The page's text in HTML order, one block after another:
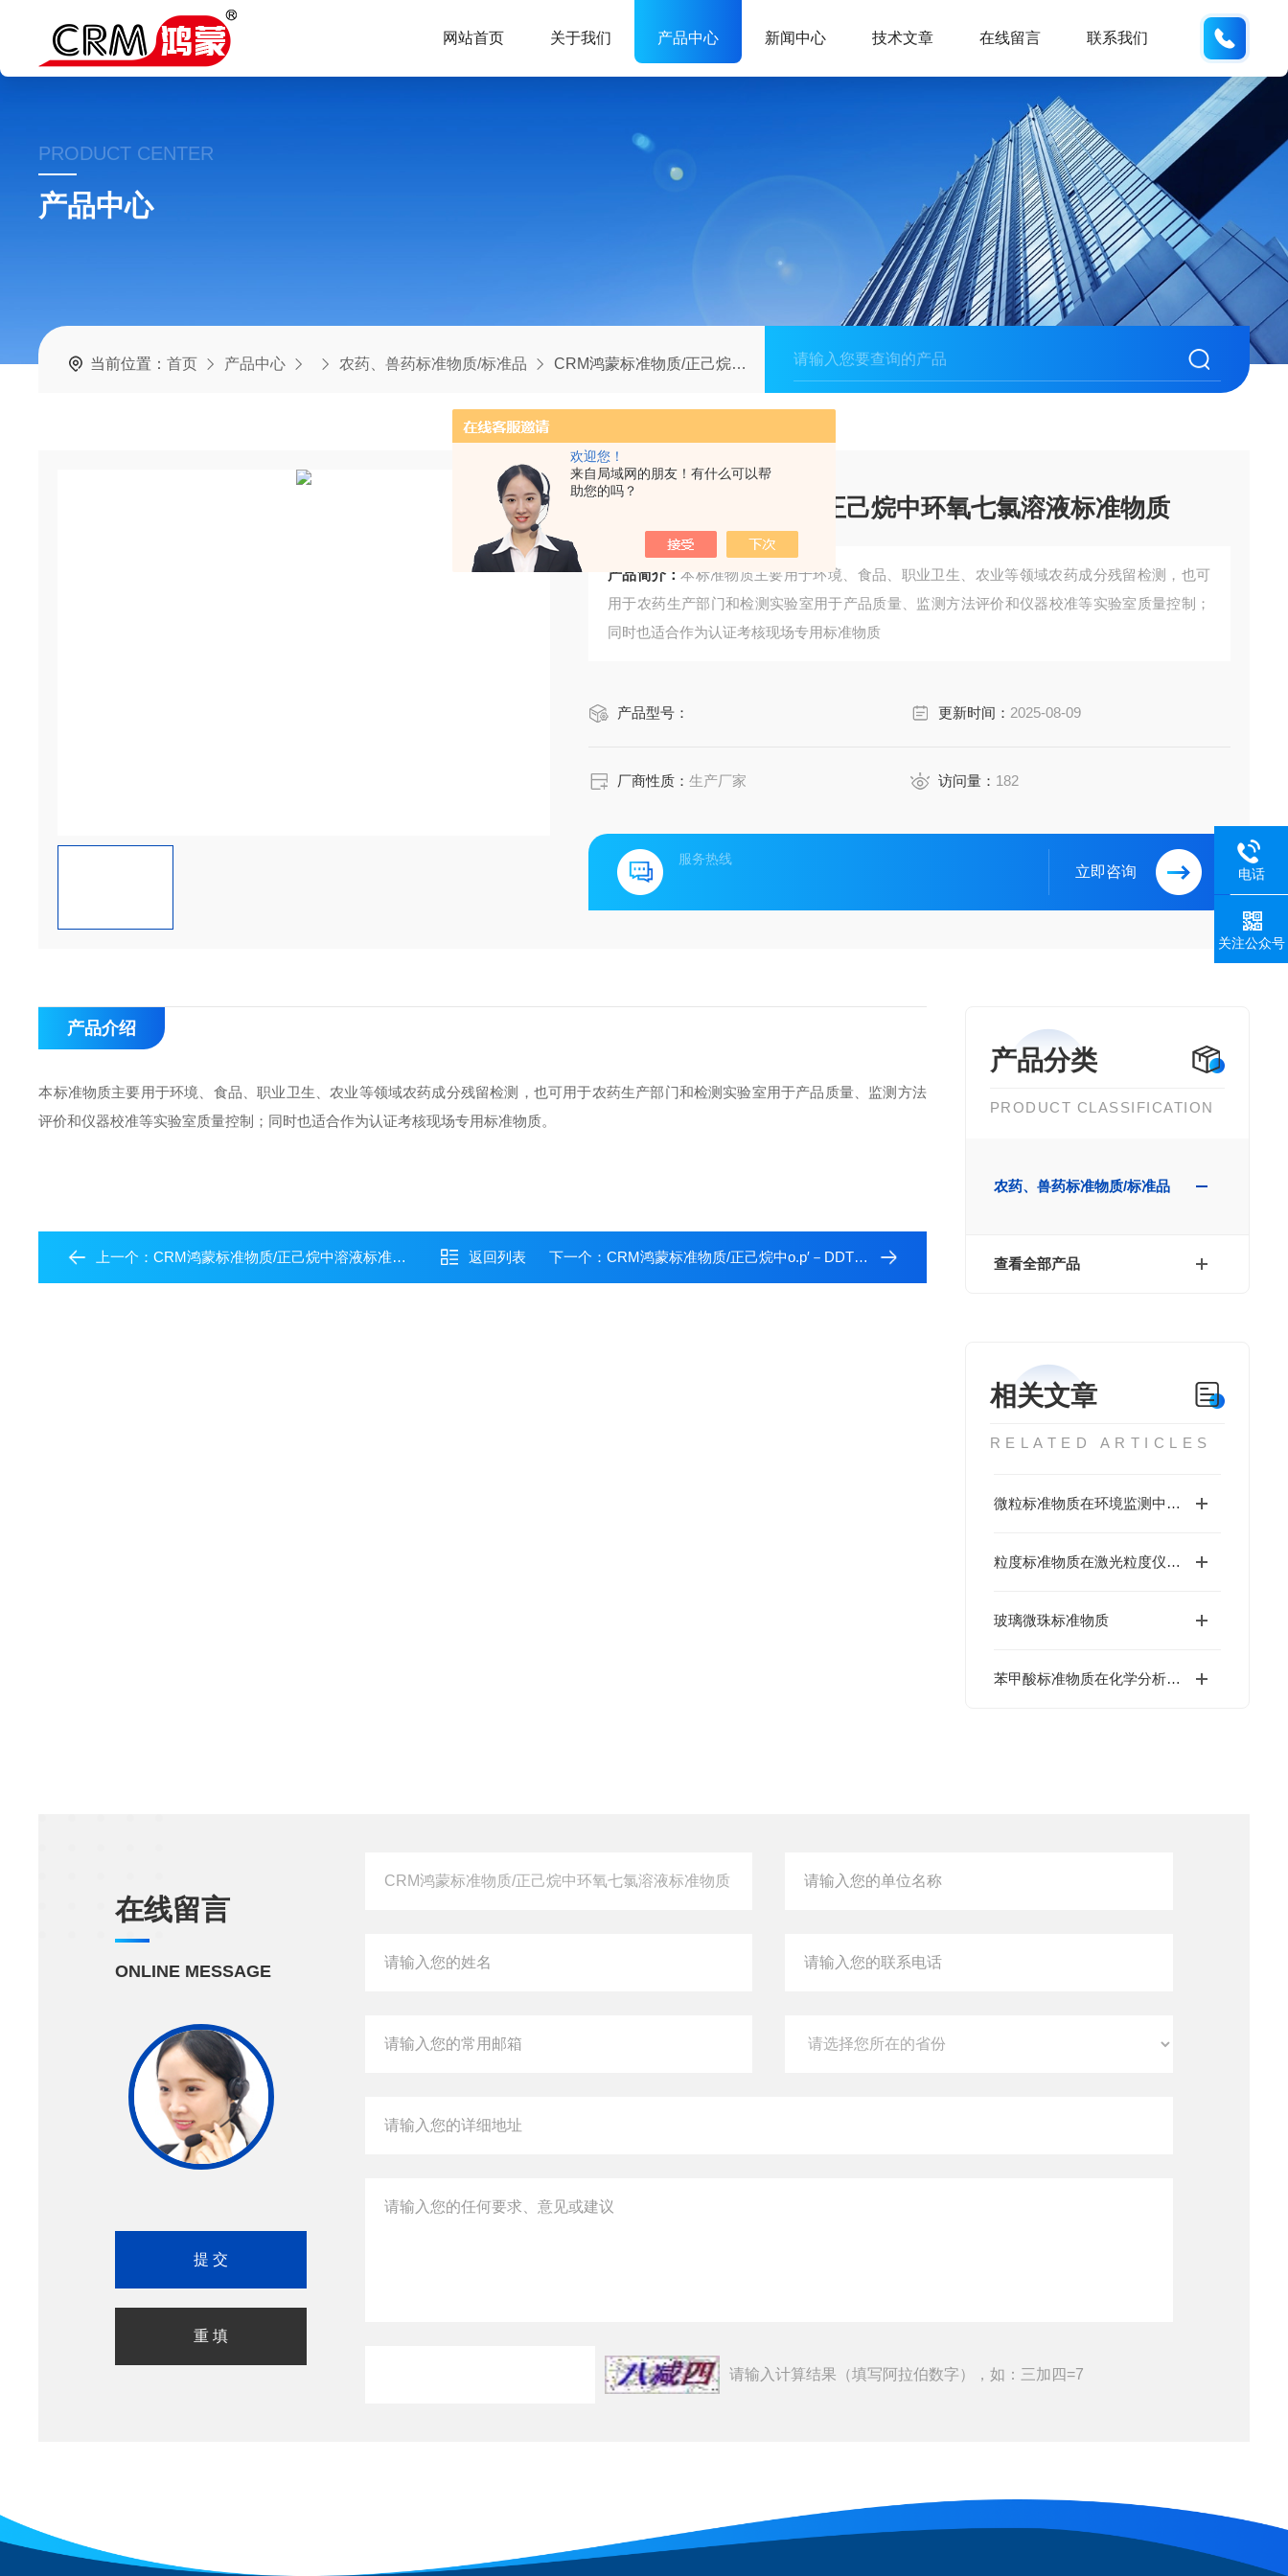
欢迎您！
来自局域网的朋友！有什么可以帮
助您的吗？
网站首页 关于我们 产品中心 新闻中心 技术文章 在线留言 联系我们
PRODUCT CENTER
产品中心
当前位置：首页 产品中心 农药、兽药标准物质/标准品 CRM鸿蒙标准物质/正己烷中环氧七氯溶液标准物质
CRM鸿蒙标准物质/正己烷中环氧七氯溶液标准物质
产品简介：本标准物质主要用于环境、食品、职业卫生、农业等领域农药成分残留检测，也可
用于农药生产部门和检测实验室用于产品质量、监测方法评价和仪器校准等实验室质量控制；
同时也适合作为认证考核现场专用标准物质
产品型号： 更新时间： 2025-08-09
厂商性质：生产厂家 访问量： 182
服务热线
立即咨询
产品分类
PRODUCT CLASSIFICATION
农药、兽药标准物质/标准品
查看全部产品
相关文章
RELATED ARTICLES
微粒标准物质在环境监测中的应用
粒度标准物质在激光粒度仪校准中的应用
玻璃微珠标准物质
苯甲酸标准物质在化学分析中的应用
产品介绍
本标准物质主要用于环境、食品、职业卫生、农业等领域农药成分残留检测，也可用于农药生产部门和检测实验室用于产品质量、监测方法
评价和仪器校准等实验室质量控制；同时也适合作为认证考核现场专用标准物质。
上一个：CRM鸿蒙标准物质/正己烷中溶液标准物质 返回列表 下一个： CRM鸿蒙标准物质/正己烷中o.p′－DDT溶液标准物质
在线留言
ONLINE MESSAGE
请输入计算结果（填写阿拉伯数字），如：三加四=7
电话
关注公众号